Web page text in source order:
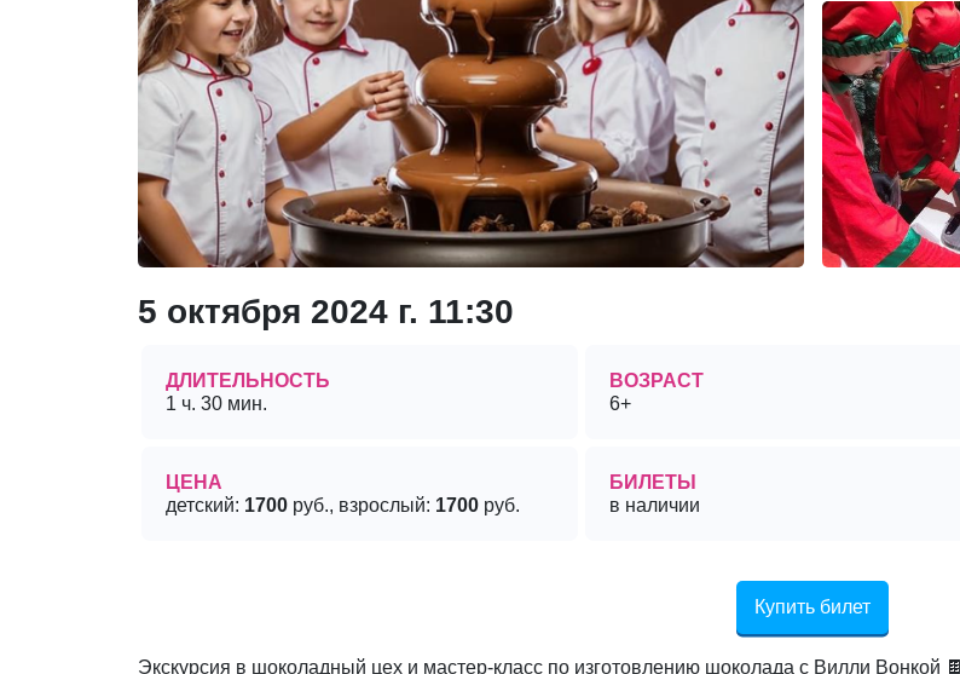
5 октября 2024 г. 11:30
ДЛИТЕЛЬНОСТЬ
1 ч. 30 мин.
ВОЗРАСТ
6+
ЦЕНА
детский: 1700 руб., взрослый: 1700 руб.
БИЛЕТЫ
в наличии
Купить билет
Экскурсия в шоколадный цех и мастер-класс по изготовлению шоколада с Вилли Вонкой 🍫